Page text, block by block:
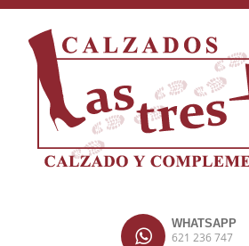
WHATSAPP
621 236 747